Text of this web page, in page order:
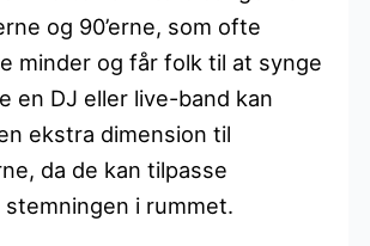
og 90’erne, som ofte
minder og får folk til at synge
en DJ eller live-band kan
ekstra dimension til
da de kan tilpasse
i rummet.